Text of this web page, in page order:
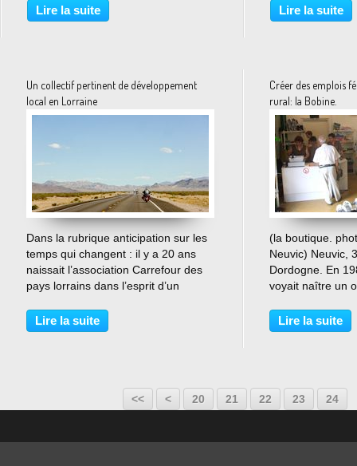
l’antenne du département finance
tous les types de projets de création,
Lire la suite
commencer par
impôts des
Lire la suite
Un collectif pertinent de développement
local en Lorraine
…
Dans la rubrique anticipation sur les
temps qui changent : il y a 20 ans
naissait l’association Carrefour des
pays lorrains dans l’esprit d’un
est entré maintenant dans le vocable
des mouvements économiques
Lire la suite
Créer des emplois
rural: la Bobine.
(la boutique.
Neuvic) Neuvic,
Dordogne. En
voyait naître un
femmes en
milieu très rural:
Lire la suite
<< < 10
20 21 22 23 24